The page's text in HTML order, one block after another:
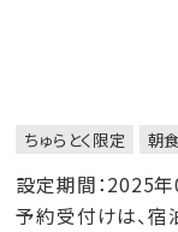
ちゅらとく限定 朝
設定期間：2025
予約受付けは、